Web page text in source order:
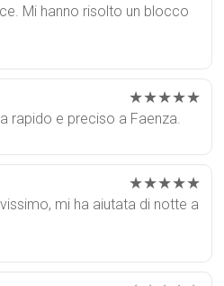
Mi hanno risolto un blocco
★★★★★
rapido e preciso a Faenza.
★★★★★
mi ha aiutata di notte a